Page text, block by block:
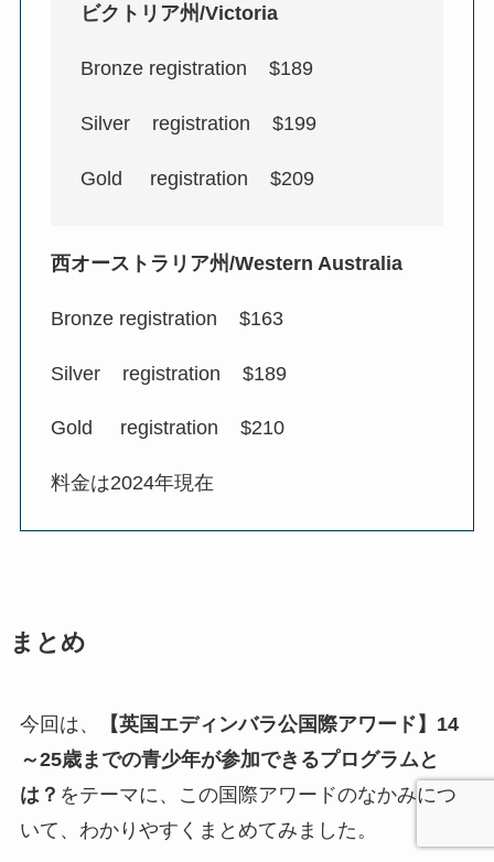
ビクトリア州/Victoria
Bronze registration $189
Silver registration $199
Gold registration $209
西オーストラリア州/Western Australia
Bronze registration $163
Silver registration $189
Gold registration $210
料金は2024年現在
まとめ
今回は、
【英国エディンバラ公国際アワード】14
～25歳までの青少年が参加できるプログラムと
は？ をテーマに、この国際アワードのなかみにつ
いて、わかりやすくまとめてみました。